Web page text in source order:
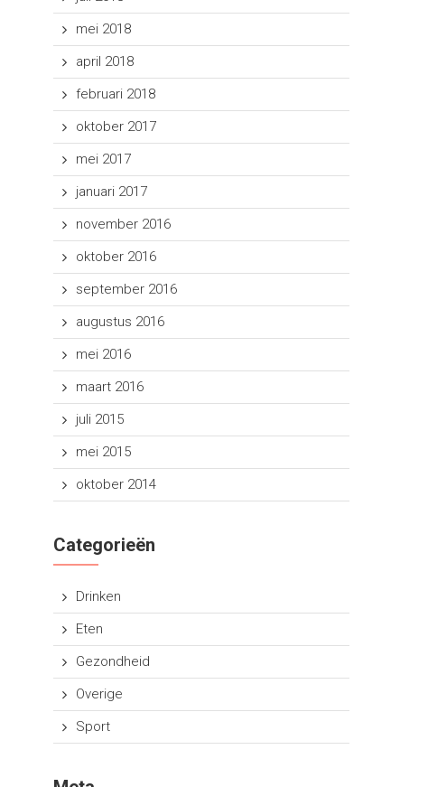
mei 2018
april 2018
februari 2018
oktober 2017
mei 2017
januari 2017
november 2016
oktober 2016
september 2016
augustus 2016
mei 2016
maart 2016
juli 2015
mei 2015
oktober 2014
Categorieën
Drinken
Eten
Gezondheid
Overige
Sport